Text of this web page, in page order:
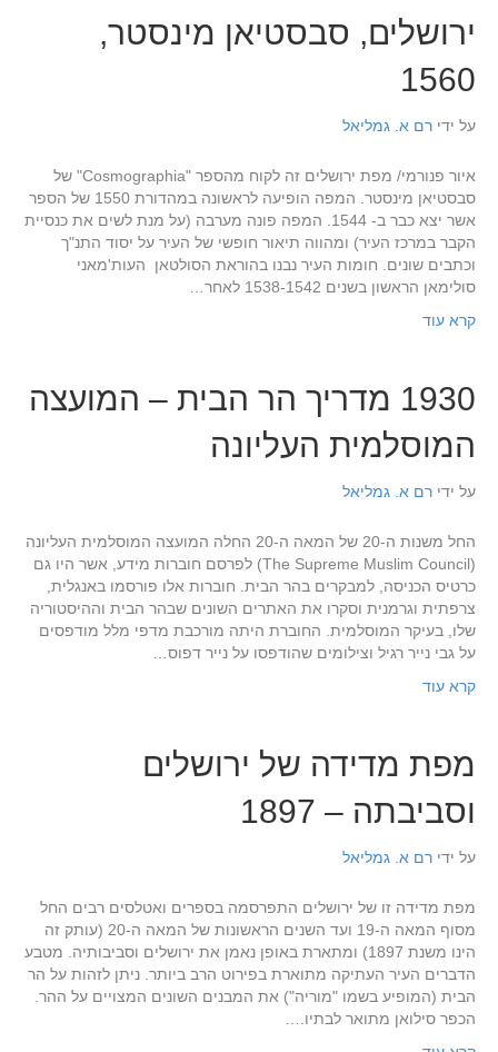
ירושלים, סבסטיאן מינסטר,
1560
על ידי רם א. גמליאל
איור פנורמי/ מפת ירושלים זה לקוח מהספר "Cosmographia" של
סבסטיאן מינסטר. המפה הופיעה לראשונה במהדורת 1550 של הספר
אשר יצא כבר ב- 1544. המפה פונה מערבה (על מנת לשים את כנסיית
הקבר במרכז העיר) ומהווה תיאור חופשי של העיר על יסוד התנ"ך
וכתבים שונים. חומות העיר נבנו בהוראת הסולטאן העות'מאני
סולימאן הראשון בשנים 1538-1542 לאחר…
קרא עוד
1930 מדריך הר הבית – המועצה
המוסלמית העליונה
על ידי רם א. גמליאל
החל משנות ה-20 של המאה ה-20 החלה המועצה המוסלמית העליונה
(The Supreme Muslim Council) לפרסם חוברות מידע, אשר היו גם
כרטיס הכניסה, למבקרים בהר הבית. חוברות אלו פורסמו באנגלית,
צרפתית וגרמנית וסקרו את האתרים השונים שבהר הבית וההיסטוריה
שלו, בעיקר המוסלמית. החוברת היתה מורכבת מדפי מלל מודפסים
על גבי נייר רגיל וצילומים שהודפסו על נייר דפוס…
קרא עוד
מפת מדידה של ירושלים
וסביבתה – 1897
על ידי רם א. גמליאל
מפת מדידה זו של ירושלים התפרסמה בספרים ואטלסים רבים החל
מסוף המאה ה-19 ועד השנים הראשונות של המאה ה-20 (עותק זה
הינו משנת 1897) ומתארת באופן נאמן את ירושלים וסביבותיה. מטבע
הדברים העיר העתיקה מתוארת בפירוט הרב ביותר. ניתן לזהות על הר
הבית (המופיע בשמו "מוריה") את המבנים השונים המצויים על ההר.
הכפר סילואן מתואר לבתיו.…